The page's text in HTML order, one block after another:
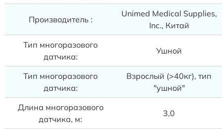
Производитель :
Unimed Medical Supplies,
Inc., Китай
Тип многоразового
датчика:
Ушной
Тип многоразового
датчика:
Взрослый (>40кг), тип
"ушной"
Длина многоразового
датчика, м:
3,0